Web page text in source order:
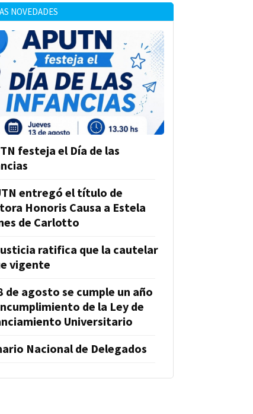
NOVEDADES
festeja el Día de las
entregó el título de
Honoris Causa a Estela
de Carlotto
ratifica que la cautelar
vigente
de agosto se cumple un año
de la Ley de
Universitario
Nacional de Delegados